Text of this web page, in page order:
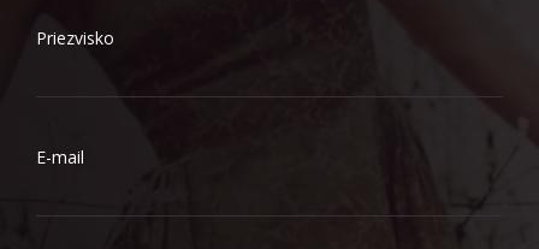
Priezvisko
E-mail